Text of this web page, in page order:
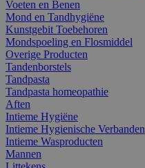
Voeten en Benen
Mond en Tandhygiëne
Kunstgebit Toebehoren
Mondspoeling en Flosmiddel
Overige Producten
Tandenborstels
Tandpasta
Tandpasta homeopathie
Aften
Intieme Hygiëne
Intieme Hygienische Verbanden
Intieme Wasproducten
Mannen